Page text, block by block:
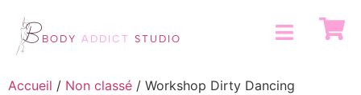
BODY ADDICT STUDIO
Accueil / Non classé / Workshop Dirty Dancing